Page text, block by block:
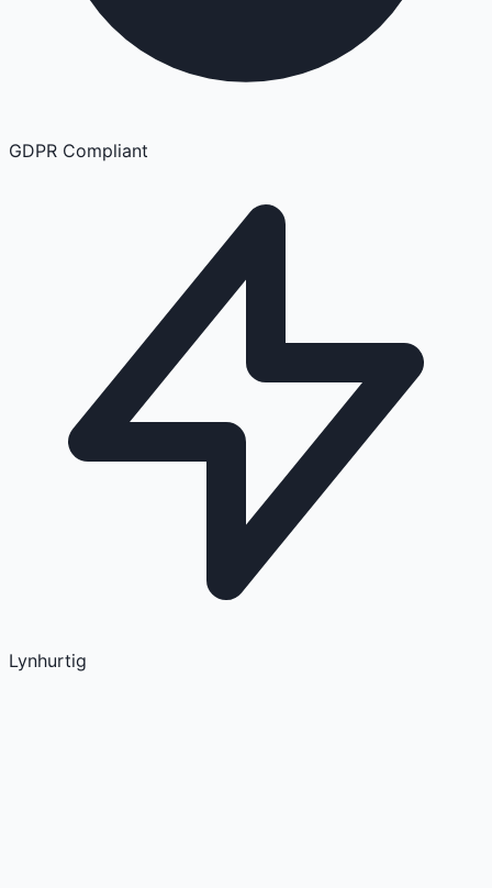
GDPR Compliant
Lynhurtig